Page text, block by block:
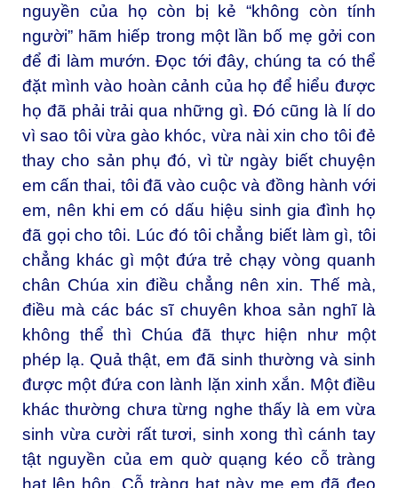
nguyền của họ còn bị kẻ “không còn tính
người” hãm hiếp trong một lần bố mẹ gởi con
để đi làm mướn. Đọc tới đây, chúng ta có thể
đặt mình vào hoàn cảnh của họ để hiểu được
họ đã phải trải qua những gì. Đó cũng là lí do
vì sao tôi vừa gào khóc, vừa nài xin cho tôi đẻ
thay cho sản phụ đó, vì từ ngày biết chuyện
em cấn thai, tôi đã vào cuộc và đồng hành với
em, nên khi em có dấu hiệu sinh gia đình họ
đã gọi cho tôi. Lúc đó tôi chẳng biết làm gì, tôi
chẳng khác gì một đứa trẻ chạy vòng quanh
chân Chúa xin điều chẳng nên xin. Thế mà,
điều mà các bác sĩ chuyên khoa sản nghĩ là
không thể thì Chúa đã thực hiện như một
phép lạ. Quả thật, em đã sinh thường và sinh
được một đứa con lành lặn xinh xắn. Một điều
khác thường chưa từng nghe thấy là em vừa
sinh vừa cười rất tươi, sinh xong thì cánh tay
tật nguyền của em quờ quạng kéo cỗ tràng
hạt lên hôn. Cỗ tràng hạt này mẹ em đã đeo